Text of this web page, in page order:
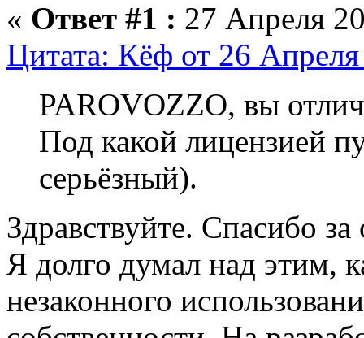
« Ответ #1 : 27 Апреля
Цитата: Кёф от 26
PAROVOZZO, вы
Под какой лицензией
серьёзный).
Здравствуйте. Спасибо
Я долго думал над этим,
незаконного